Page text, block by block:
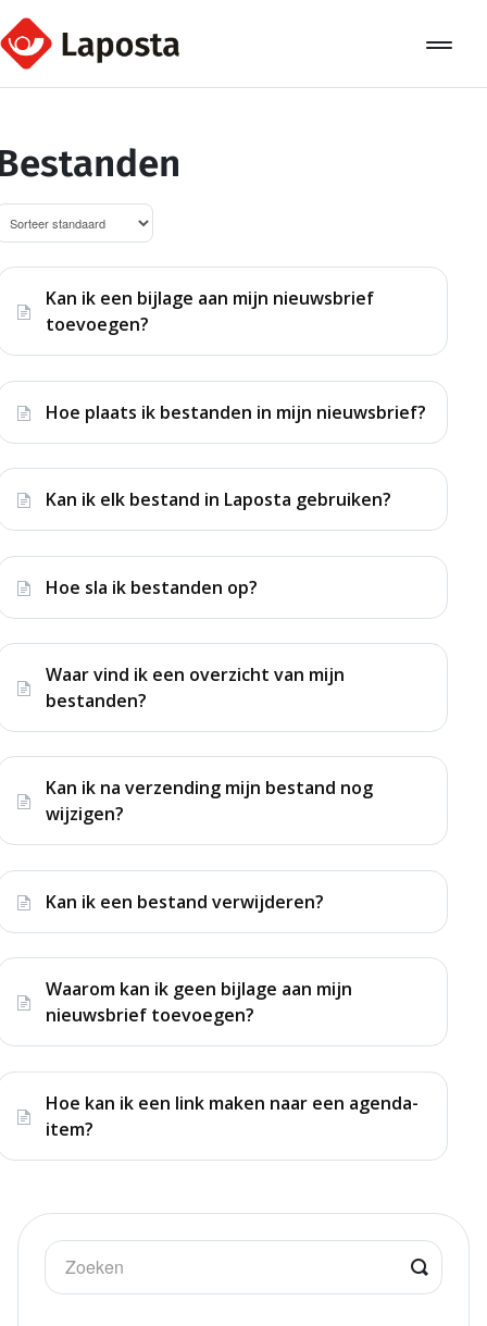
Toggle
Koppelingen
Kan ik een bijlage aan mijn nieuwsbrief
toevoegen?
Hoe plaats ik bestanden in mijn nieuwsbrief?
Kan ik elk bestand in Laposta gebruiken?
Hoe sla ik bestanden op?
Waar vind ik een overzicht van mijn
bestanden?
Kan ik na verzending mijn bestand nog
wijzigen?
Kan ik een bestand verwijderen?
Waarom kan ik geen bijlage aan mijn
nieuwsbrief toevoegen?
Hoe kan ik een link maken naar een agenda-
item?